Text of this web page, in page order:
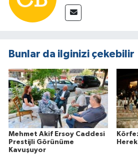
Bunlar da ilginizi çekebilir
Mehmet Akif Ersoy Caddesi
Prestijli Görünüme
Kavuşuyor